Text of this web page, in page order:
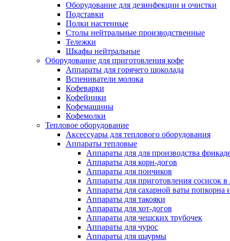
Оборудование для дезинфекции и очистки
Подставки
Полки настенные
Столы нейтральные производственные
Тележки
Шкафы нейтральные
Оборудование для приготовления кофе
Аппараты для горячего шоколада
Вспениватели молока
Кофеварки
Кофейники
Кофемашины
Кофемолки
Тепловое оборудование
Аксессуары для теплового оборудования
Аппараты тепловые
Аппараты для для производства
Аппараты для корн-догов
Аппараты для пончиков
Аппараты для приготовления сосисок в
Аппараты для сахарной ваты попкорна
Аппараты для такояки
Аппараты для хот-догов
Аппараты для чешских трубочек
Аппараты для чурос
Аппараты для шаурмы